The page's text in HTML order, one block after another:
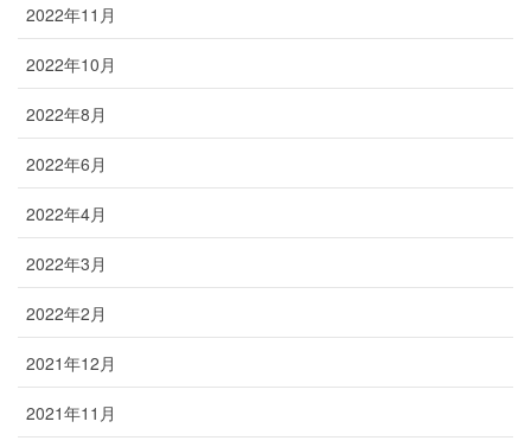
2022年11月
2022年10月
2022年8月
2022年6月
2022年4月
2022年3月
2022年2月
2021年12月
2021年11月